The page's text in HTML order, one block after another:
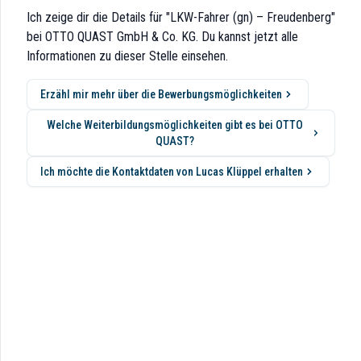
Ich zeige dir die Details für "LKW-Fahrer (gn) – Freudenberg"
bei OTTO QUAST GmbH & Co. KG. Du kannst jetzt alle
Informationen zu dieser Stelle einsehen.
Erzähl mir mehr über die Bewerbungsmöglichkeiten
Welche Weiterbildungsmöglichkeiten gibt es bei OTTO
QUAST?
Ich möchte die Kontaktdaten von Lucas Klüppel erhalten